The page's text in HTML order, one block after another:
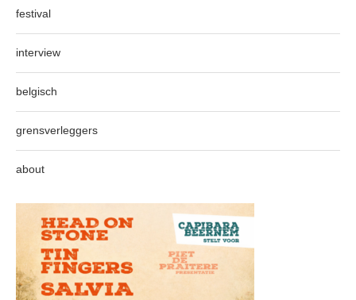
festival
interview
belgisch
grensverleggers
about